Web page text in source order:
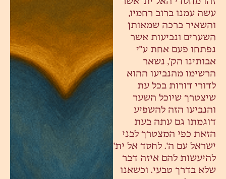
עשה עמנו ברוב רחמיו,
והשאיר ברכה שמאותן
השערים ונביעות אשר
נפתחו פעם אחת ע"י
אבותינו הק', נשאר
הרשימו מהנביעו ההוא
לדורי דורות בכל עת
שיצטרך שיוכל השער
והנביעו הזה להשפיע
דוגמתו גם עתה בעת
הזאת כפי המצטרך לבני
ישראל עם ה'. לחסד אל ית'
להיעשות להם איזה דבר
שלא בדרך טבעי. וכשאנו